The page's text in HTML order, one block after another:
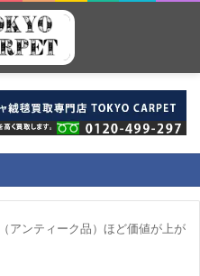
アンティーク品）ほど価値が上が